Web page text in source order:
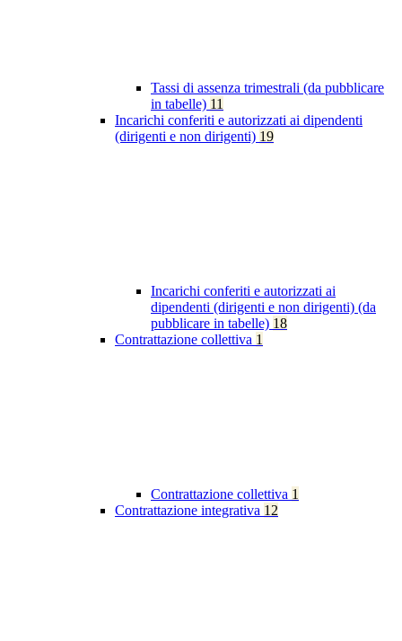
Tassi di assenza trimestrali (da pubblicare
in tabelle) 11
Incarichi conferiti e autorizzati ai dipendenti
(dirigenti e non dirigenti) 19
Incarichi conferiti e autorizzati ai
dipendenti (dirigenti e non dirigenti) (da
pubblicare in tabelle) 18
Contrattazione collettiva 1
Contrattazione collettiva 1
Contrattazione integrativa 12